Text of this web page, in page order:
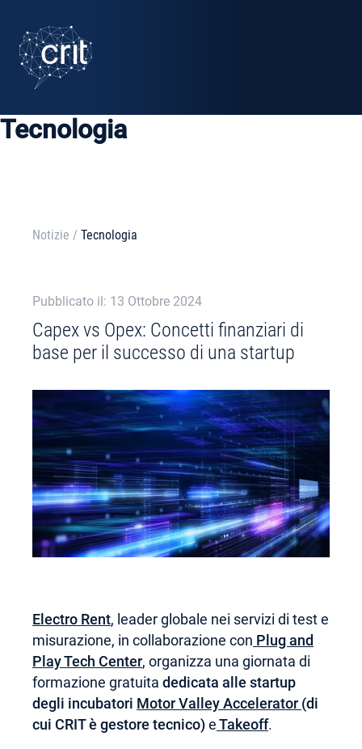
SERVIZI
CASI STUDIO
EVENTI
NOTIZIE
AREA RISERVATA
Tecnologia
Notizie / Tecnologia
Pubblicato il: 13 Ottobre 2024
Capex vs Opex: Concetti finanziari di
base per il successo di una startup
Electro Rent, leader globale nei servizi di test e
misurazione, in collaborazione con Plug and
Play Tech Center, organizza una giornata di
formazione gratuita dedicata alle startup
degli incubatori Motor Valley Accelerator (di
cui CRIT è gestore tecnico)eTakeoff.